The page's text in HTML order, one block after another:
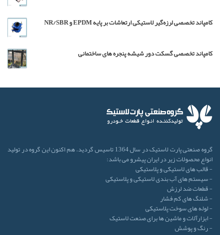
کامپاند تخصصی لرزه‌گیر لاستیکی ارتعاشات بر پایه EPDM و NR/SBR
کامپاند تخصصی گسکت دور شیشه پنجره های ساختمانی
گروه صنعتی پارت لاستیک در سال 1364 تاسیس گردید. هم اکنون این گروه در تولید
انواع محصولات زیر در ایران پیشرو می باشد:
- قالب های لاستیکی و پلاستیکی
- سیستم های آب بندی لاستیکی و پلاستیکی
- قطعات ضد لرزش
- شلنگ های کم فشار
- لوله های سوخت پلاستیکی
- ابزارآلات و ماشین ها برای صنعت لاستیک
- رنگ و پوشش